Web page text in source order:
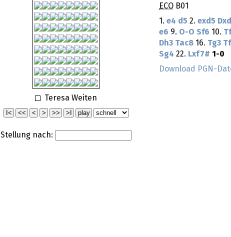
Teresa Weiten
Stellung nach:
ECO B01
1. e4 d5 2. exd5
e6 9. O-O Sf6 10.
Dh3 Tac8 16. Tg3
Sg4 22. Lxf7# 1-0
Download PGN-